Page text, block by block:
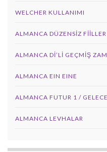
WELCHER KULLANIMI
ALMANCA DÜZENSIZ FIILLER
ALMANCA DI’LI GEÇMIŞ
ALMANCA EIN EINE
ALMANCA FUTUR 1 /
ALMANCA LEVHALAR